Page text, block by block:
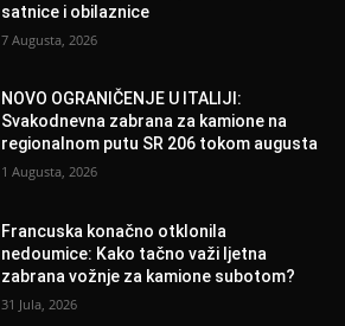
satnice i obilaznice
7 Augusta, 2026
NOVO OGRANIČENJE U ITALIJI:
Svakodnevna zabrana za kamione na
regionalnom putu SR 206 tokom augusta
1 Augusta, 2026
Francuska konačno otklonila
nedoumice: Kako tačno važi ljetna
zabrana vožnje za kamione subotom?
31 Jula, 2026